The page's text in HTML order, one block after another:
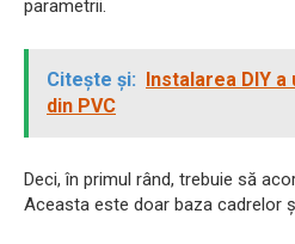
parametrii.
Citește și: Instalarea DIY
din PVC
Deci, în primul rând, trebuie să
Aceasta este doar baza cadrelor